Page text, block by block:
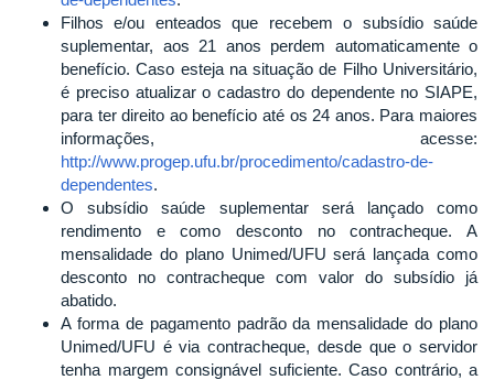
Filhos e/ou enteados que recebem o subsídio saúde
suplementar, aos 21 anos perdem automaticamente o
benefício. Caso esteja na situação de Filho Universitário,
é preciso atualizar o cadastro do dependente no SIAPE,
para ter direito ao benefício até os 24 anos. Para maiores
informações, acesse:
http://www.progep.ufu.br/procedimento/cadastro-de-
dependentes.
O subsídio saúde suplementar será lançado como
rendimento e como desconto no contracheque. A
mensalidade do plano Unimed/UFU será lançada como
desconto no contracheque com valor do subsídio já
abatido.
A forma de pagamento padrão da mensalidade do plano
Unimed/UFU é via contracheque, desde que o servidor
tenha margem consignável suficiente. Caso contrário, a